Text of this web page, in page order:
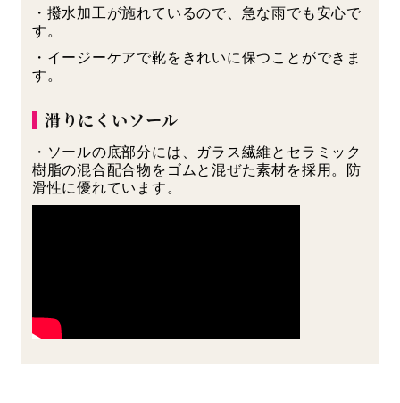
・撥水加工が施れているので、急な雨でも安心で
す。
・イージーケアで靴をきれいに保つことができま
す。
滑りにくいソール
・ソールの底部分には、ガラス繊維とセラミック
樹脂の混合配合物をゴムと混ぜた素材を採用。防
滑性に優れています。